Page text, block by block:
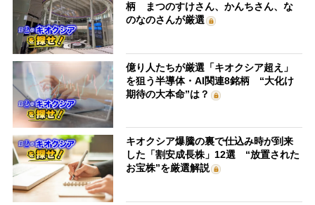
柄 まつのすけさん、かんちさん、な
のなのさんが厳選
億り人たちが厳選「キオクシア超え」
を狙う半導体・AI関連8銘柄 “大化け
期待の大本命”は？
キオクシア爆騰の裏で仕込み時が到来
した「割安成長株」12選 “放置された
お宝株”を厳選解説